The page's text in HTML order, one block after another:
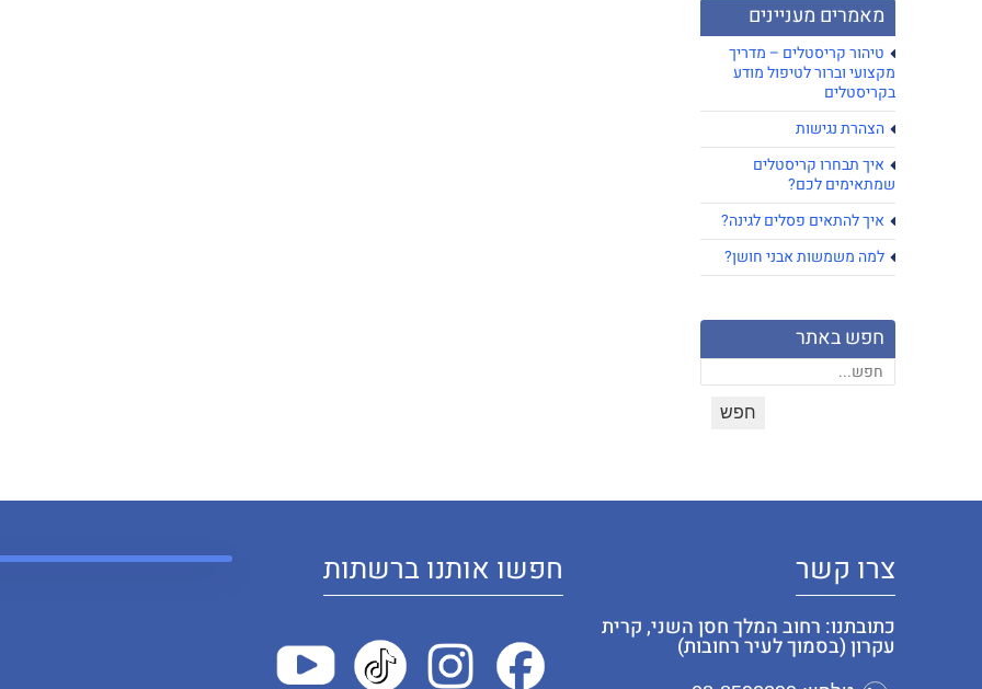
מאמרים מעניינים
טיהור קריסטלים – מדריך
מקצועי וברור לטיפול מודע
בקריסטלים
הצהרת נגישות
איך תבחרו קריסטלים
שמתאימים לכם?
איך להתאים פסלים לגינה?
למה משמשות אבני חושן?
חפש באתר
צרו קשר
כתובתנו: רחוב המלך חסן השני, קרית
עקרון (בסמוך לעיר רחובות)
חפשו אותנו ברשתות